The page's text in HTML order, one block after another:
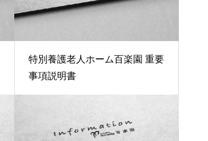
特別養護老人ホーム百楽園 重要
事項説明書